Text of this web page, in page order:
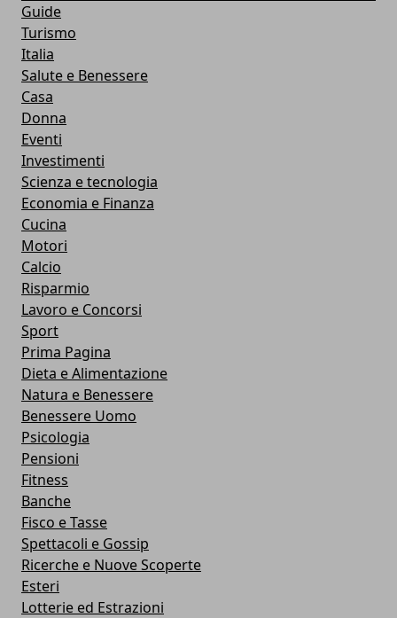
Guide
Turismo
Italia
Salute e Benessere
Casa
Donna
Eventi
Investimenti
Scienza e tecnologia
Economia e Finanza
Cucina
Motori
Calcio
Risparmio
Lavoro e Concorsi
Sport
Prima Pagina
Dieta e Alimentazione
Natura e Benessere
Benessere Uomo
Psicologia
Pensioni
Fitness
Banche
Fisco e Tasse
Spettacoli e Gossip
Ricerche e Nuove Scoperte
Esteri
Lotterie ed Estrazioni